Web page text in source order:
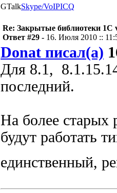
GTalkSkype/VoIPICQ
Re: Закрытые библиотеки 1С
Ответ #29 - 16. Июля 2010 ::
Donat писал(а)
Для 8.1,
последний.
На более старых
будут работать
единственный,